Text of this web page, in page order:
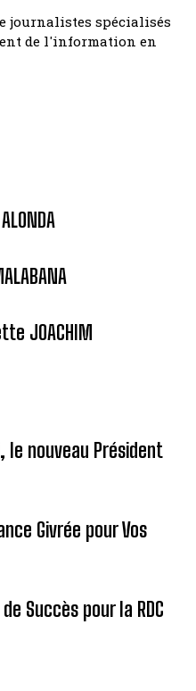
journalistes spécialisés
de l'information en
JOACHIM
le nouveau Président
Givrée pour Vos
Succès pour la RDC